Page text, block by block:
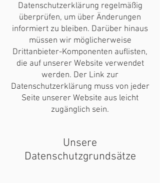
Datenschutzerklärung regelmäßig
überprüfen, um über Änderungen
informiert zu bleiben. Darüber hinaus
müssen wir möglicherweise
Drittanbieter-Komponenten auflisten,
die auf unserer Website verwendet
werden. Der Link zur
Datenschutzerklärung muss von jeder
Seite unserer Website aus leicht
zugänglich sein.
Unsere
Datenschutzgrundsätze